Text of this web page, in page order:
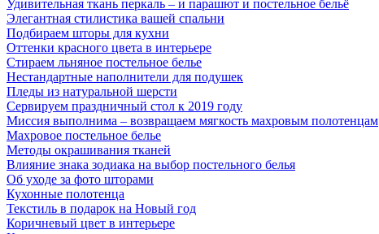
Удивительная ткань перкаль – и парашют и постельное бельё
Элегантная стилистика вашей спальни
Подбираем шторы для кухни
Оттенки красного цвета в интерьере
Стираем льняное постельное белье
Нестандартные наполнители для подушек
Пледы из натуральной шерсти
Сервируем праздничный стол к 2019 году
Миссия выполнима – возвращаем мягкость махровым полотенцам
Махровое постельное белье
Методы окрашивания тканей
Влияние знака зодиака на выбор постельного белья
Об уходе за фото шторами
Кухонные полотенца
Текстиль в подарок на Новый год
Коричневый цвет в интерьере